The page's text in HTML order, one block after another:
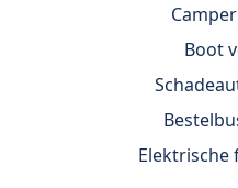
Boot
Elektrische